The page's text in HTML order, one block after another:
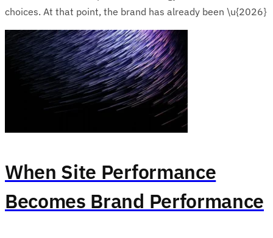
choices. At that point, the brand has already been \u{2026}
When Site Performance
Becomes Brand Performance